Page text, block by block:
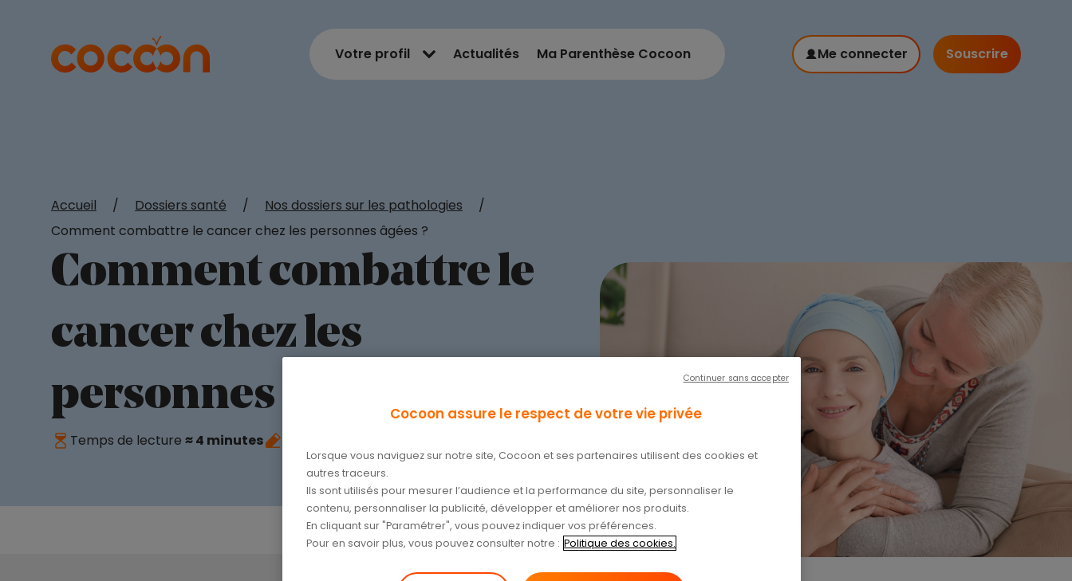
Votre profil Actualités Ma Parenthèse Cocoon Me connecter Souscrire
Accueil / Dossiers santé / Nos dossiers sur les pathologies
/
Comment combattre le cancer chez les personnes âgées ?
Comment combattre le
cancer chez les
personnes âgées ?
Temps de lecture ≈ 4 minutes
Cocoon assure le respect de votre vie privée
Lorsque vous naviguez sur notre site, Cocoon et ses partenaires utilisent des cookies et
autres traceurs.
Ils sont utilisés pour mesurer l’audience et la performance du site, personnaliser le
contenu, personnaliser la publicité, développer et améliorer nos produits.
En cliquant sur "Paramétrer", vous pouvez indiquer vos préférences.
Pour en savoir plus, vous pouvez consulter notre : Politique des cookies.
Continuer sans accepter